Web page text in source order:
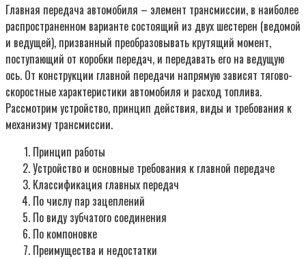
Главная передача автомобиля – элемент трансмиссии, в наиболее
распространенном варианте состоящий из двух шестерен (ведомой
и ведущей), призванный преобразовывать крутящий момент,
поступающий от коробки передач, и передавать его на ведущую
ось. От конструкции главной передачи напрямую зависят тягово-
скоростные характеристики автомобиля и расход топлива.
Рассмотрим устройство, принцип действия, виды и требования к
механизму трансмиссии.
Принцип работы
Устройство и основные требования к главной передаче
Классификация главных передач
По числу пар зацеплений
По виду зубчатого соединения
По компоновке
Преимущества и недостатки